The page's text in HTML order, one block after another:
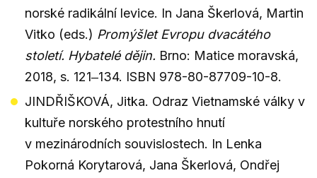
norské radikální levice. In Jana Škerlová, Martin
Vitko (eds.) Promýšlet Evropu dvacátého
století. Hybatelé dějin. Brno: Matice moravská,
2018, s. 121‒134. ISBN 978-80-87709-10-8.
JINDŘIŠKOVÁ, Jitka. Odraz Vietnamské války v
kultuře norského protestního hnutí
v mezinárodních souvislostech. In Lenka
Pokorná Korytarová, Jana Škerlová, Ondřej